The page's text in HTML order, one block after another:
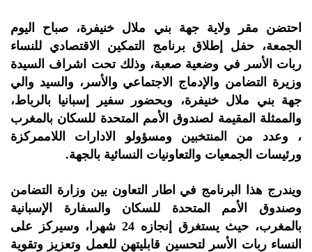
احتضن مقر ولاية جهة بني ملال خنيفرة، صباح اليوم
الجمعة، حفل إطلاق برنامج التمكين الاقتصادي للنساء
ربات الأسر في وضعية صعبة، وذلك تحت اشراف السيدة
وزيرة التضامن والإدماج الاجتماعي والأسر، والسيد والي
جهة بني ملال خنيفرة، وبحضور سفير إسبانيا بالرباط،
والممثلة المقيمة لصندوق الأمم المتحدة للسكان بالمغرب
، وعدد من المنتخبين ومسؤولو الادارات اللاممركزة
ورئيسات الجمعيات والتعاونيات النسائية بالجهة.
ويندرج هذا البرنامج في اطار التعاون بين وزارة التضامن
وصندوق الأمم المتحدة للسكان والسفارة الإسبانية
بالمغرب، حيث يستغرق إنجازه 24 شهرا، وسيركز على
النساء ربات الأسر لتحسين قابليتهن للعمل وتعزيز وتقوية